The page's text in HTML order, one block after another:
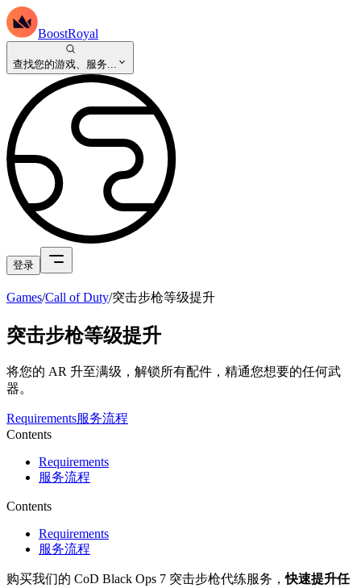
BoostRoyal
查找您的游戏、服务...
登录
Games/Call of Duty/突击步枪等级提升
突击步枪等级提升
将您的 AR 升至满级，解锁所有配件，精通您想要的任何武
器。
Requirements服务流程
Contents
Requirements
服务流程
Contents
Requirements
服务流程
购买我们的 CoD Black Ops 7 突击步枪代练服务，快速提升任